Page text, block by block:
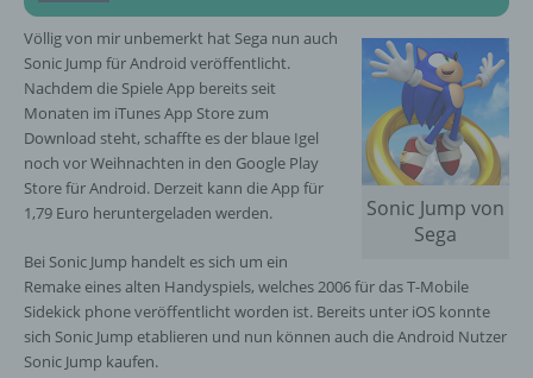
Sonic Jump von
Sega
Völlig von mir unbemerkt hat Sega nun auch
Sonic Jump für Android veröffentlicht.
Nachdem die Spiele App bereits seit
Monaten im iTunes App Store zum
Download steht, schaffte es der blaue Igel
noch vor Weihnachten in den Google Play
Store für Android. Derzeit kann die App für
1,79 Euro heruntergeladen werden.
Bei Sonic Jump handelt es sich um ein
Remake eines alten Handyspiels, welches 2006 für das T-Mobile
Sidekick phone veröffentlicht worden ist. Bereits unter iOS konnte
sich Sonic Jump etablieren und nun können auch die Android Nutzer
Sonic Jump kaufen.